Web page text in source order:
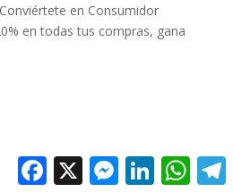
en Consumidor
en todas tus compras, gana
Facebook Messenger
LinkedIn